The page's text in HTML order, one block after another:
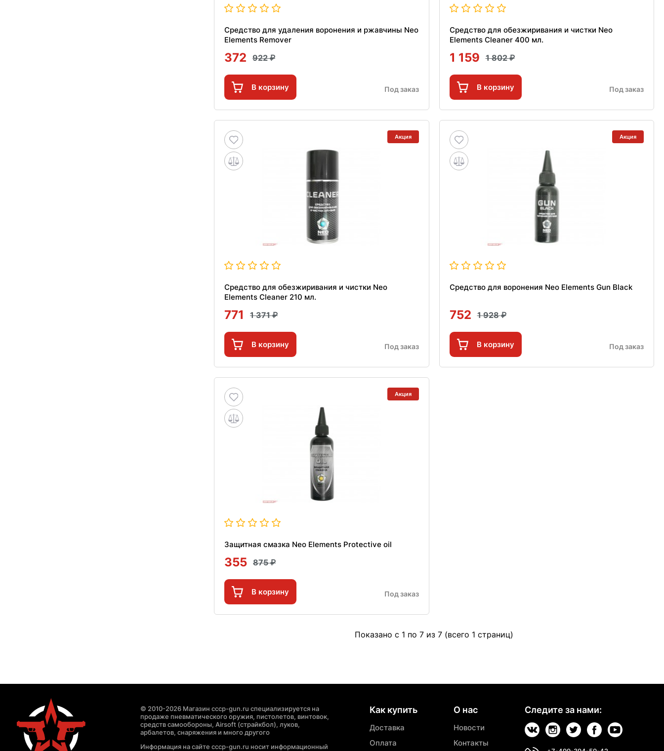
Средство для удаления воронения и ржавчины Neo
Elements Remover
372 922
В корзину Под заказ
Средство для обезжиривания и чистки Neo
Elements Cleaner 400 мл.
1 159 1 802
В корзину Под заказ
Акция
Средство для обезжиривания и чистки Neo
Elements Cleaner 210 мл.
771 1 371
В корзину Под заказ
Акция
Средство для воронения Neo Elements Gun Black
752 1 928
В корзину Под заказ
Акция
Защитная смазка Neo Elements Protective oil
355 875
В корзину Под заказ
Показано с 1 по 7 из 7 (всего 1 страниц)
© 2010-2026 Магазин cccp-gun.ru специализируется на
продаже пневматического оружия, пистолетов, винтовок,
средств самообороны, Airsoft (страйкбол), луков,
арбалетов, снаряжения и много другого
Информация на сайте cccp-gun.ru носит информационный
Как купить
Доставка
Оплата
О нас
Новости
Контакты
Следите за нами: